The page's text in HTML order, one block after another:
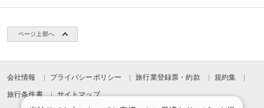
ページ上部へ
会社情報 プライバシーポリシー 旅行業登録票・約款 規約集
旅行条件書 サイトマップ